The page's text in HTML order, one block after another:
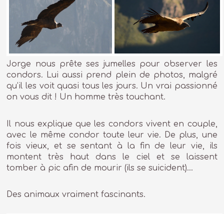
Jorge nous prête ses jumelles pour observer les
condors. Lui aussi prend plein de photos, malgré
qu’il les voit quasi tous les jours. Un vrai passionné
on vous dit ! Un homme très touchant.
Il nous explique que les condors vivent en couple,
avec le même condor toute leur vie. De plus, une
fois vieux, et se sentant à la fin de leur vie, ils
montent très haut dans le ciel et se laissent
tomber à pic afin de mourir (ils se suicident)…
Des animaux vraiment fascinants.